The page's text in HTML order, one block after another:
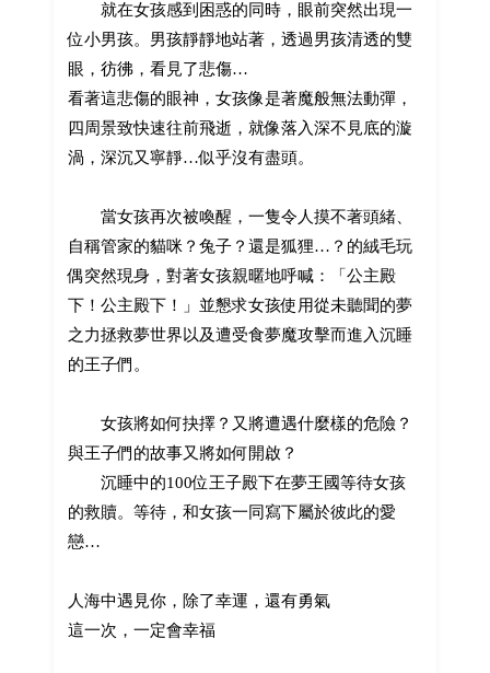
就在女孩感到困惑的同時，眼前突然出現一
位小男孩。男孩靜靜地站著，透過男孩清透的雙
眼，彷彿，看見了悲傷…
看著這悲傷的眼神，女孩像是著魔般無法動彈，
四周景致快速往前飛逝，就像落入深不見底的漩
渦，深沉又寧靜…似乎沒有盡頭。
當女孩再次被喚醒，一隻令人摸不著頭緒、
自稱管家的貓咪？兔子？還是狐狸…？的絨毛玩
偶突然現身，對著女孩親暱地呼喊：「公主殿
下！公主殿下！」並懇求女孩使用從未聽聞的夢
之力拯救夢世界以及遭受食夢魔攻擊而進入沉睡
的王子們。
女孩將如何抉擇？又將遭遇什麼樣的危險？
與王子們的故事又將如何開啟？
沉睡中的100位王子殿下在夢王國等待女孩
的救贖。等待，和女孩一同寫下屬於彼此的愛
戀…
人海中遇見你，除了幸運，還有勇氣
這一次，一定會幸福